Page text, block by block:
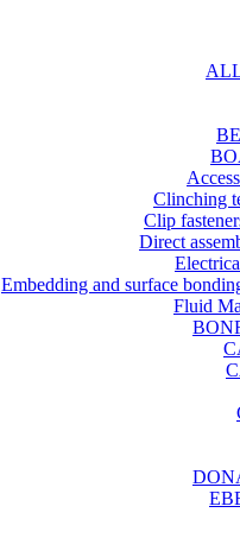
Clinching
Clip
Direct
Embedding and surface
Fluid